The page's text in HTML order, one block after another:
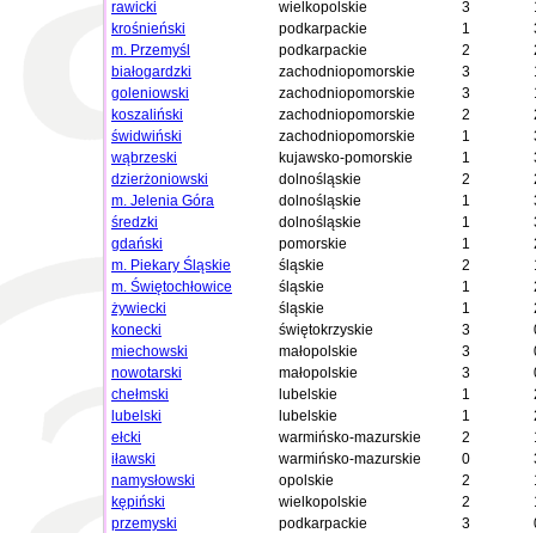
rawicki
wielkopolskie 3
krośnieński
podkarpackie 1
m. Przemyśl
podkarpackie 2
białogardzki
zachodniopomorskie 3
goleniowski
zachodniopomorskie 3
koszaliński
zachodniopomorskie 2
świdwiński
zachodniopomorskie 1
wąbrzeski
kujawsko-pomorskie 1
dzierżoniowski
dolnośląskie 2
m. Jelenia Góra
dolnośląskie 1
średzki
dolnośląskie 1
gdański
pomorskie 1
m. Piekary Śląskie
śląskie 2
m. Świętochłowice
śląskie 1
żywiecki
śląskie 1
konecki
świętokrzyskie 3
miechowski
małopolskie 3
nowotarski
małopolskie 3
chełmski
lubelskie 1
lubelski
lubelskie 1
ełcki
warmińsko-mazurskie 2
iławski
warmińsko-mazurskie 0
namysłowski
opolskie 2
kępiński
wielkopolskie 2
przemyski
podkarpackie 3